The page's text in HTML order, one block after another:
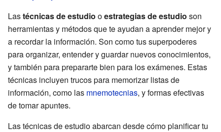
Lastécnicas de estudio oestrategias de estudio son
herramientas y métodos que te ayudan a aprender mejor y
a recordar la información. Son como tus superpoderes
para organizar, entender y guardar nuevos conocimientos,
y también para prepararte bien para los exámenes. Estas
técnicas incluyen trucos para memorizar listas de
información, como las mnemotecnias, y formas efectivas
de tomar apuntes.
Las técnicas de estudio abarcan desde cómo planificar tu